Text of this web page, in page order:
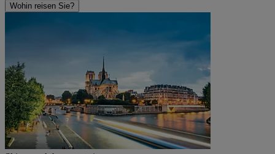
Wohin reisen Sie?